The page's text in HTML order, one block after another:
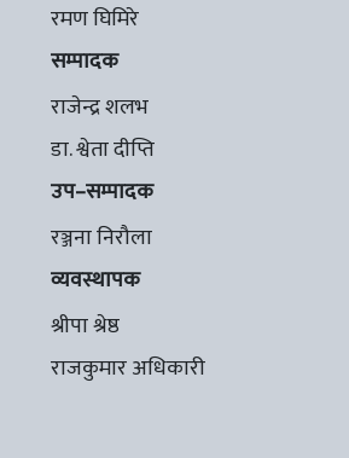
रमण घिमिरे
सम्पादक
राजेन्द्र शलभ
डा. श्वेता दीप्ति
उप–सम्पादक
रञ्जना निरौला
व्यवस्थापक
श्रीपा श्रेष्ठ
राजकुमार अधिकारी